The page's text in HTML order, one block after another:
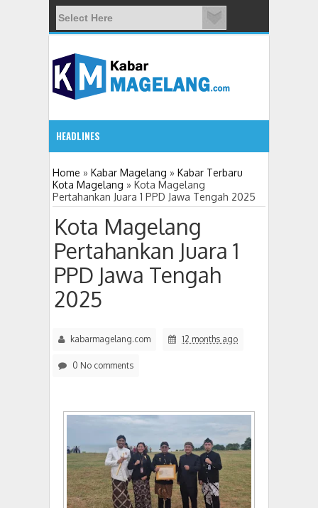
HEADLINES
09:08 AM
Wali Kota Magelang: Warga Bukan Sekadar
Home » Kabar Magelang » Kabar Terbaru
Kota Magelang » Kota Magelang
Pertahankan Juara 1 PPD Jawa Tengah 2025
Kota Magelang
Pertahankan Juara 1
PPD Jawa Tengah
2025
kabarmagelang.com 12 months ago
0 No comments